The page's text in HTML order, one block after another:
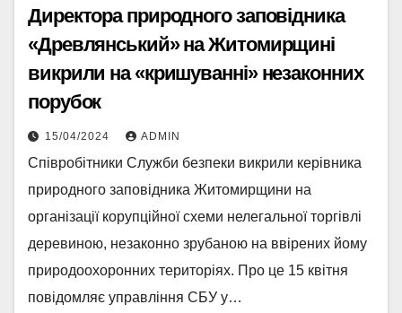
Директора природного заповідника
«Древлянський» на Житомирщині
викрили на «кришуванні» незаконних
порубок
15/04/2024 ADMIN
Співробітники Служби безпеки викрили керівника
природного заповідника Житомирщини на
організації корупційної схеми нелегальної торгівлі
деревиною, незаконно зрубаною на ввірених йому
природоохоронних територіях. Про це 15 квітня
повідомляє управління СБУ у…